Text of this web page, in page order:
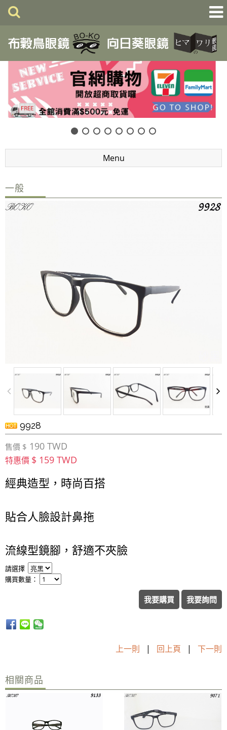
Menu
一般
9928
售價 $ 190 TWD
特惠價 $ 159 TWD
經典造型，時尚百搭
貼合人臉設計鼻拖
流線型鏡腳，舒適不夾臉
請選擇
購買數量：
我要購買 我要詢問
上一則 | 回上頁 | 下一則
相關商品